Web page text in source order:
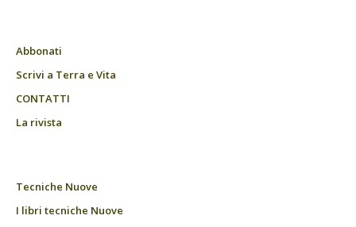
Abbonati
Scrivi a Terra e Vita
CONTATTI
La rivista
Tecniche Nuove
I libri tecniche Nuove